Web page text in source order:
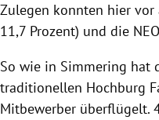
Zulegen konnten hier vor
11,7 Prozent) und die
So wie in Simmering hat
traditionellen Hochburg
Mitbewerber überflügelt.